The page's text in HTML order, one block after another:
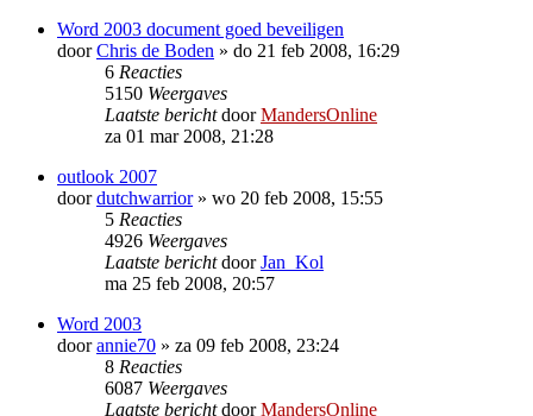
Word 2003 document goed beveiligen
doorChris de Boden » do 21 feb 2008, 16:29
6 Reacties
5150 Weergaves
Laatste berichtdoorMandersOnline
za 01 mar 2008, 21:28
outlook 2007
doordutchwarrior» wo 20 feb 2008, 15:55
5 Reacties
4926 Weergaves
Laatste berichtdoorJan_Kol
ma 25 feb 2008, 20:57
Word 2003
doorannie70 » za 09 feb 2008, 23:24
8 Reacties
6087 Weergaves
Laatste berichtdoorMandersOnline